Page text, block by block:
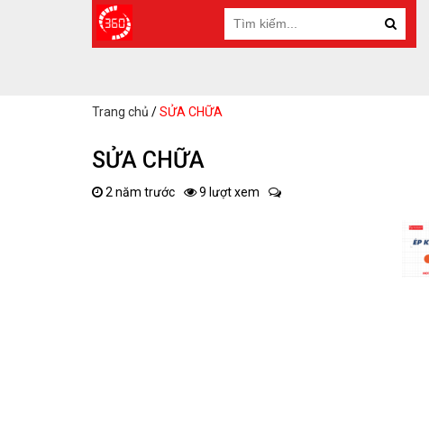
Trang chủ /SỬA CHỮA
SỬA CHỮA
2 năm trước 9 lượt xem